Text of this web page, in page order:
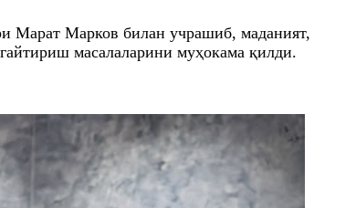
Марат Марков билан учрашиб, маданият,
масалаларини муҳокама қилди.